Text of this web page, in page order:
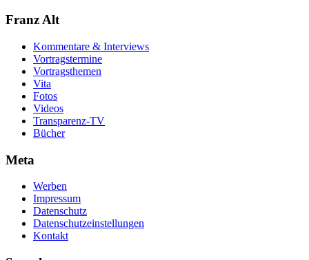
Franz Alt
Kommentare & Interviews
Vortragstermine
Vortragsthemen
Vita
Fotos
Videos
Transparenz-TV
Bücher
Meta
Werben
Impressum
Datenschutz
Datenschutzeinstellungen
Kontakt